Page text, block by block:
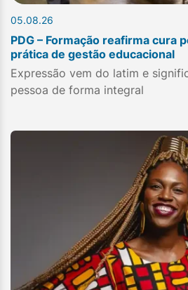
05.08.26
PDG – Formação reafirma cura
prática de gestão educacional
Expressão vem do latim e
pessoa de forma integral